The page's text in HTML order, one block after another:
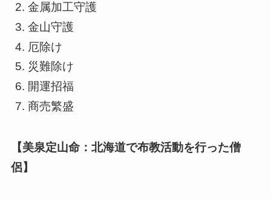
金属加工守護
金山守護
厄除け
災難除け
開運招福
商売繁盛
【美泉定山命：北海道で布教活動を行った僧
侶】